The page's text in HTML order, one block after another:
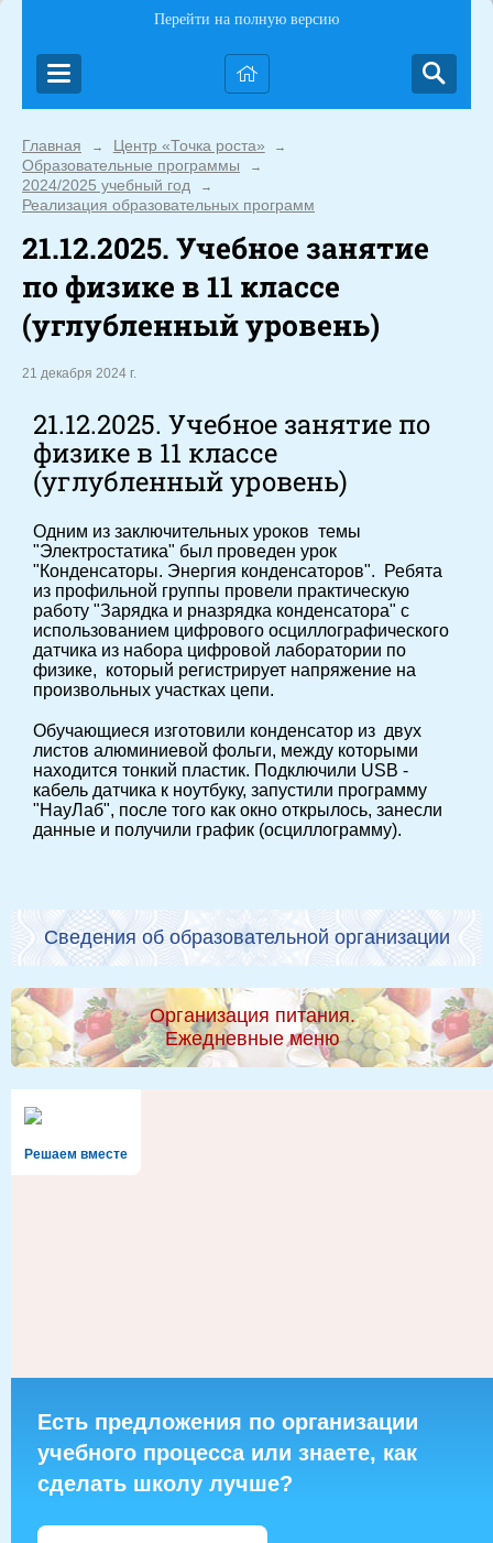
Перейти на полную версию
Главная → Центр «Точка роста» →
Образовательные программы →
2024/2025 учебный год →
Реализация образовательных программ
21.12.2025. Учебное занятие
по физике в 11 классе
(углубленный уровень)
21 декабря 2024 г.
21.12.2025. Учебное занятие по
физике в 11 классе
(углубленный уровень)
Одним из заключительных уроков темы
"Электростатика" был проведен урок
"Конденсаторы. Энергия конденсаторов". Ребята
из профильной группы провели практическую
работу "Зарядка и рназрядка конденсатора" с
использованием цифрового осциллографического
датчика из набора цифровой лаборатории по
физике, который регистрирует напряжение на
произвольных участках цепи.
Обучающиеся изготовили конденсатор из двух
листов алюминиевой фольги, между которыми
находится тонкий пластик. Подключили USB -
кабель датчика к ноутбуку, запустили программу
"НауЛаб", после того как окно открылось, занесли
данные и получили график (осциллограмму).
Сведения об образовательной организации
Организация питания.
Ежедневные меню
Решаем вместе
Есть предложения по организации
учебного процесса или знаете, как
сделать школу лучше?